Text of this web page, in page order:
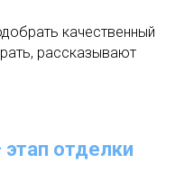
качественный
рассказывают
отделки